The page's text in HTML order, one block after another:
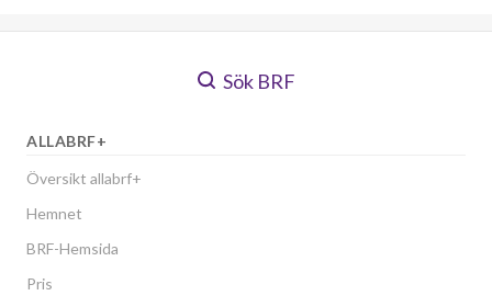
Sök BRF
ALLABRF+
Översikt allabrf+
Hemnet
BRF-Hemsida
Pris